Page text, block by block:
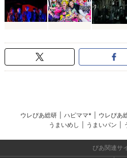
ウレぴあ総研 ハピママ* ウレぴあ
うまいめし
うまいパン
ぴあ関連サ